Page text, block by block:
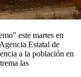
este martes en
Estatal de
a la población en
las